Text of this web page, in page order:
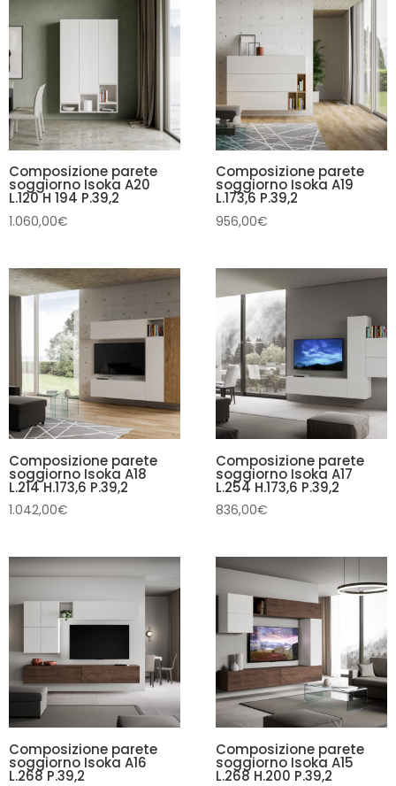
Composizione parete
soggiorno Isoka A20
L.120 H 194 P.39,2
1.060,00€
Composizione parete
soggiorno Isoka A19
L.173,6 P.39,2
956,00€
Composizione parete
soggiorno Isoka A18
L.214 H.173,6 P.39,2
1.042,00€
Composizione parete
soggiorno Isoka A17
L.254 H.173,6 P.39,2
836,00€
Composizione parete
soggiorno Isoka A16
L.268 P.39,2
Composizione parete
soggiorno Isoka A15
L.268 H.200 P.39,2